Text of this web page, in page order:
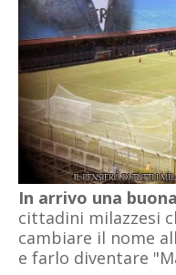
In arrivo una
cittadini milazzesi
cambiare il nome
e farlo diventare